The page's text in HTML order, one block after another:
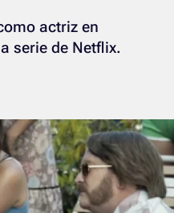
actriz en
serie de Netflix.